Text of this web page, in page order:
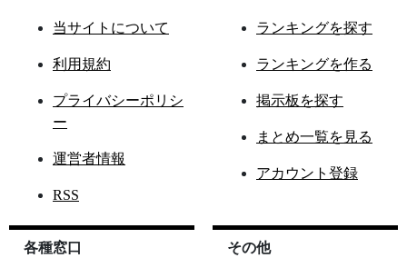
当サイトについて
利用規約
プライバシーポリシ
ー
運営者情報
RSS
ランキングを探す
ランキングを作る
掲示板を探す
まとめ一覧を見る
アカウント登録
各種窓口 その他